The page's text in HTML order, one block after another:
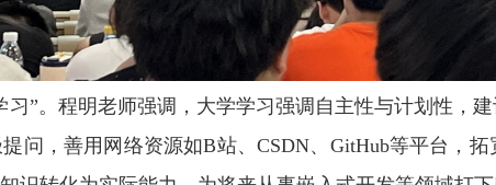
”。程明老师强调，大学学习强调自主性与计划性，
问，善用网络资源如B站、CSDN、GitHub等平台，